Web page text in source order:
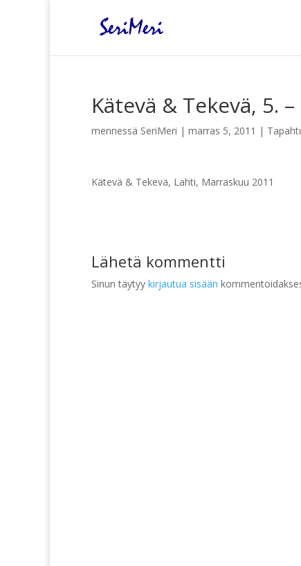
Kätevä & Tekevä, 5. –
mennessä SeriMeri | marras 5, 2011 |
Kätevä & Tekevä, Lahti, Marraskuu 2011
Lähetä kommentti
Sinun täytyy kirjautua sisään